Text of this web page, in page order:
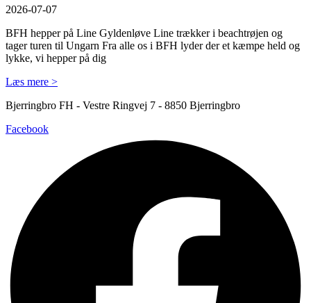
2026-07-07
BFH hepper på Line Gyldenløve Line trækker i beachtrøjen og
tager turen til Ungarn Fra alle os i BFH lyder der et kæmpe held og
lykke, vi hepper på dig
Læs mere >
Bjerringbro FH - Vestre Ringvej 7 - 8850 Bjerringbro
Facebook